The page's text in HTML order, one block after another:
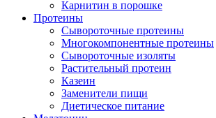
Карнитин в порошке
Протеины
Сывороточные протеины
Многокомпонентные протеины
Сывороточные изоляты
Растительный протеин
Казеин
Заменители пищи
Диетическое питание